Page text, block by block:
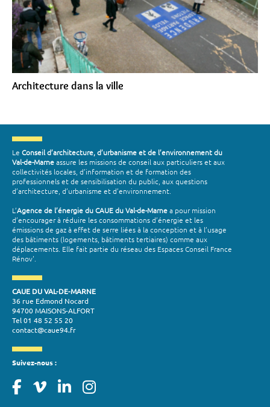
Architecture dans la ville
Le Conseil d’architecture, d’urbanisme et de l’environnement du
Val-de-Marneassure les missions de conseil aux particuliers et aux
collectivités locales, d’information et de formation des
professionnels et de sensibilisation du public, aux questions
d’architecture, d’urbanisme et d’environnement.
L’Agence de l’énergie du CAUE du Val-de-Marnea pour mission
d’encourager à réduire les consommations d’énergie et les
émissions de gaz à effet de serre liées à la conception et à l’usage
des bâtiments (logements, bâtiments tertiaires) comme aux
déplacements. Elle fait partie du réseau des Espaces Conseil France
Rénov'.
CAUE DU VAL-DE-MARNE
36 rue Edmond Nocard
94700 MAISONS-ALFORT
Tel 01 48 52 55 20
contact@caue94.fr
Suivez-nous :